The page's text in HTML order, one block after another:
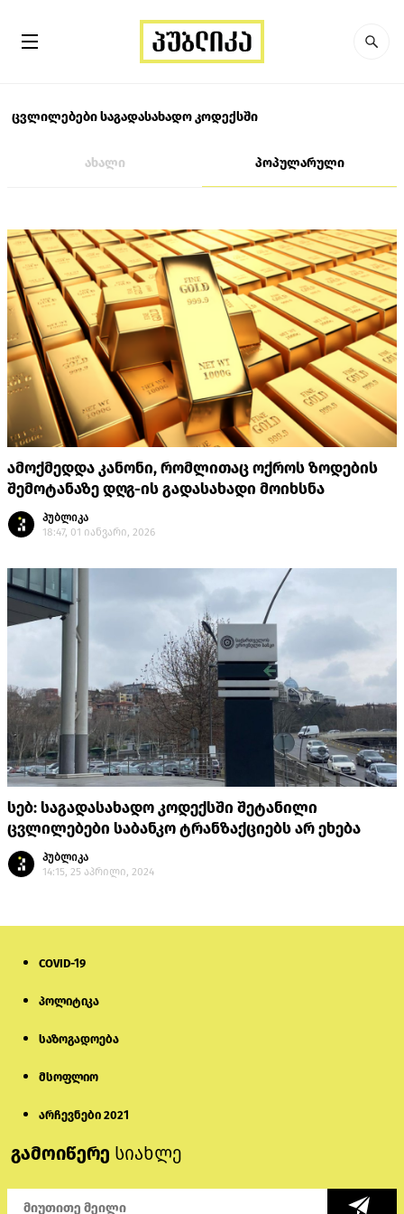
ცვლილებები საგადასახადო კოდექსში
ახალი პოპულარული
ამოქმედდა კანონი, რომლითაც ოქროს ზოდების
შემოტანაზე დღგ-ის გადასახადი მოიხსნა
პუბლიკა
18:47, 01 იანვარი, 2026
სებ: საგადასახადო კოდექსში შეტანილი
ცვლილებები საბანკო ტრანზაქციებს არ ეხება
პუბლიკა
14:15, 25 აპრილი, 2024
COVID-19
პოლიტიკა
საზოგადოება
მსოფლიო
არჩევნები 2021
გამოიწერე სიახლე